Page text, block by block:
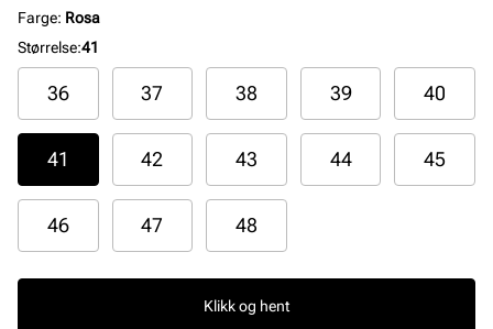
Farge: Rosa
Størrelse:41
36 37 38 39 40
41 42 43 44 45
46 47 48
Klikk og hent